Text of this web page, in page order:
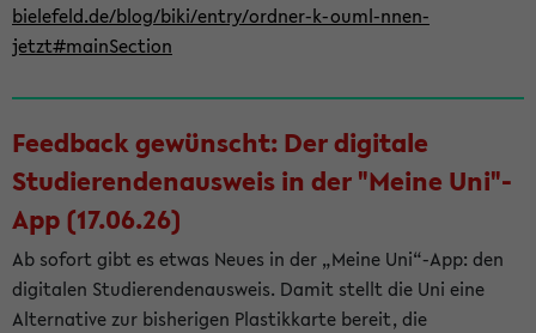
bielefeld.de/blog/biki/entry/ordner-k-ouml-nnen-
jetzt#mainSection
Feedback gewünscht: Der digitale
Studierendenausweis in der "Meine Uni"-
App (17.06.26)
Ab sofort gibt es etwas Neues in der „Meine Uni“-App: den
digitalen Studierendenausweis. Damit stellt die Uni eine
Alternative zur bisherigen Plastikkarte bereit, die